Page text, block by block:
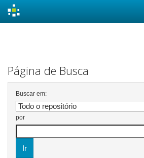
Página de Busca
Buscar em:
por